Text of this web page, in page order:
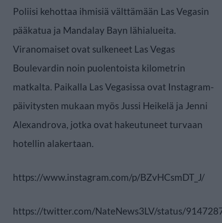
Poliisi kehottaa ihmisiä välttämään Las Vegasin
pääkatua ja Mandalay Bayn lähialueita.
Viranomaiset ovat sulkeneet Las Vegas
Boulevardin noin puolentoista kilometrin
matkalta. Paikalla Las Vegasissa ovat Instagram-
päivitysten mukaan myös Jussi Heikelä ja Jenni
Alexandrova, jotka ovat hakeutuneet turvaan
hotellin alakertaan.
https://www.instagram.com/p/BZvHCsmDT_J/
https://twitter.com/NateNews3LV/status/